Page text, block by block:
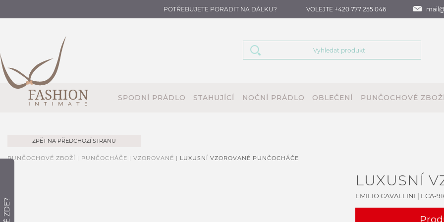
POTŘEBUJETE PORADIT NA DÁLKU? VOLEJTE +420 777 255 046
SPODNÍ PRÁDLO STAHUJÍCÍ NOČNÍ PRÁDLO OBLEČENÍ PUNČOCHOVÉ
ZPĚT NA PŘEDCHOZÍ STRANU
PUNČOCHOVÉ ZBOŽÍ | PUNČOCHÁČE | VZOROVANÉ | LUXUSNÍ VZOROVANÉ PUNČOCHÁČE
LUXUSNÍ
EMILIO CAVALLINI | ECA-